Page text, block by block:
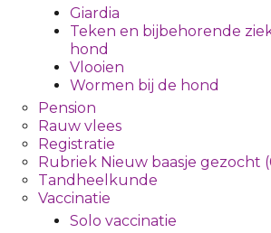
Giardia
Teken en bijbehorende
hond
Vlooien
Wormen bij de hond
Pension
Rauw vlees
Registratie
Rubriek Nieuw baasje gezocht
Tandheelkunde
Vaccinatie
Solo vaccinatie